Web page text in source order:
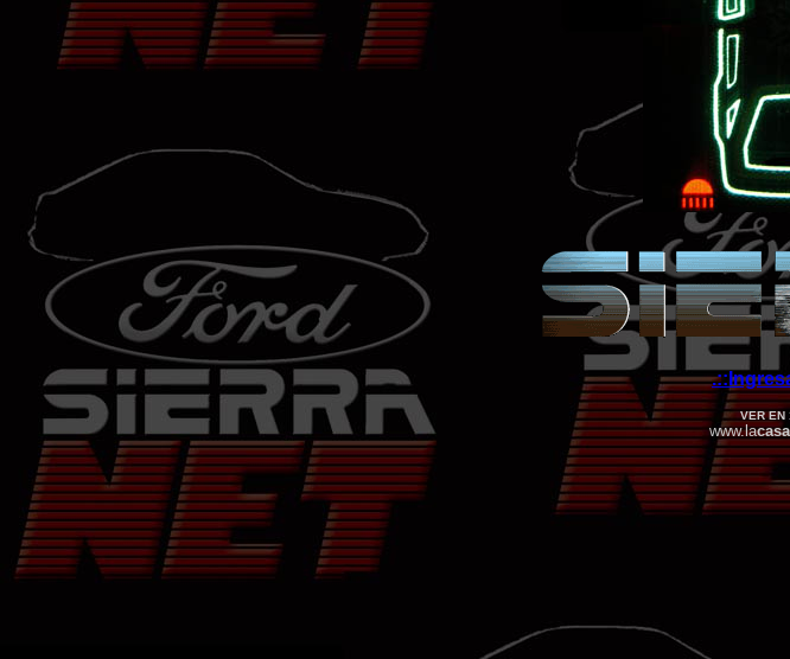
VER EN
www.lacasa